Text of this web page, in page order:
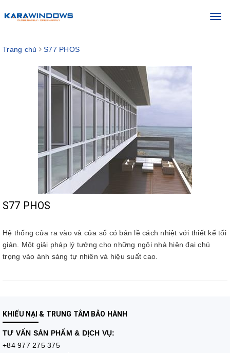
Trang chủ S77 PHOS
S77 PHOS
Hệ thống cửa ra vào và cửa sổ có bản lề cách nhiệt với thiết kế tối
giản. Một giải pháp lý tưởng cho những ngôi nhà hiện đại chú
trọng vào ánh sáng tự nhiên và hiệu suất cao.
KHIẾU NẠI & TRUNG TÂM BẢO HÀNH
TƯ VẤN SẢN PHẨM & DỊCH VỤ:
+84 977 275 375